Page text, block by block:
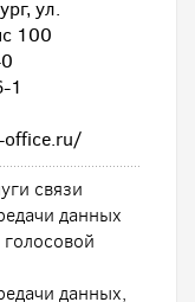
ул.
100
1
связи
данных
данных,